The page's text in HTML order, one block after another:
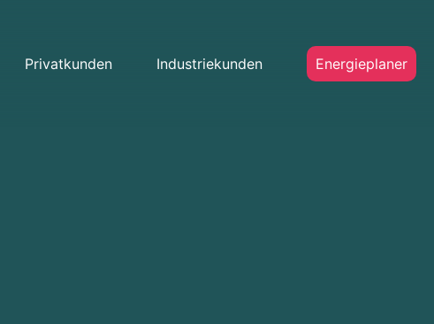
Privatkunden Industriekunden Energieplaner